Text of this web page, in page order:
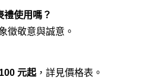
禮使用嗎？
徵敬意與誠意。
元起，詳見價格表。